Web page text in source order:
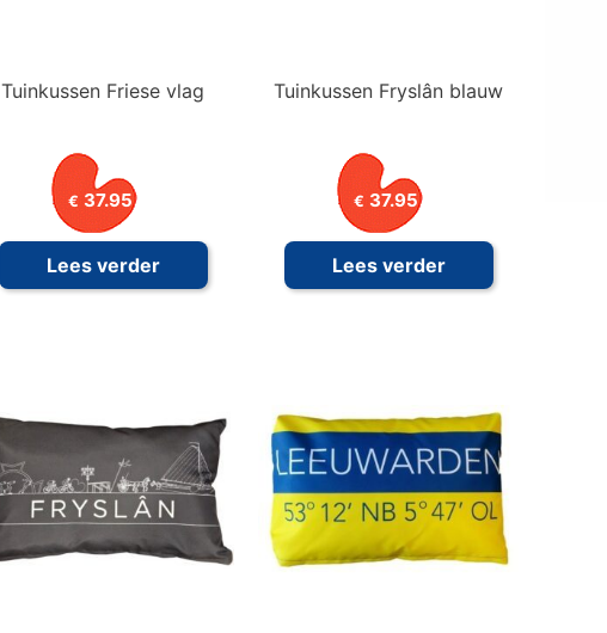
Tuinkussen Friese vlag
€ 37.95
Lees verder
Tuinkussen Fryslân blauw
€ 37.95
Lees verder